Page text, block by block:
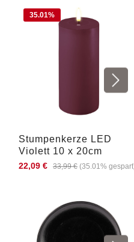
35.01%
Stumpenkerze LED
Violett 10 x 20cm
22,09 € 33,99 € (35.01%